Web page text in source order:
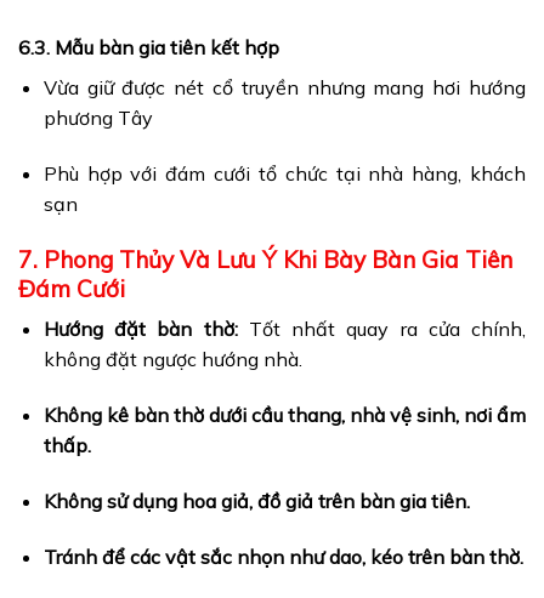
6.3. Mẫu bàn gia tiên kết hợp
Vừa giữ được nét cổ truyền nhưng mang hơi hướng
phương Tây
Phù hợp với đám cưới tổ chức tại nhà hàng, khách
sạn
7. Phong Thủy Và Lưu Ý Khi Bày Bàn Gia Tiên
Đám Cưới
Hướng đặt bàn thờ:Tốt nhất quay ra cửa chính,
không đặt ngược hướng nhà.
Không kê bàn thờ dưới cầu thang, nhà vệ sinh, nơi ẩm
thấp.
Không sử dụng hoa giả, đồ giả trên bàn gia tiên.
Tránh để các vật sắc nhọn như dao, kéo trên bàn thờ.